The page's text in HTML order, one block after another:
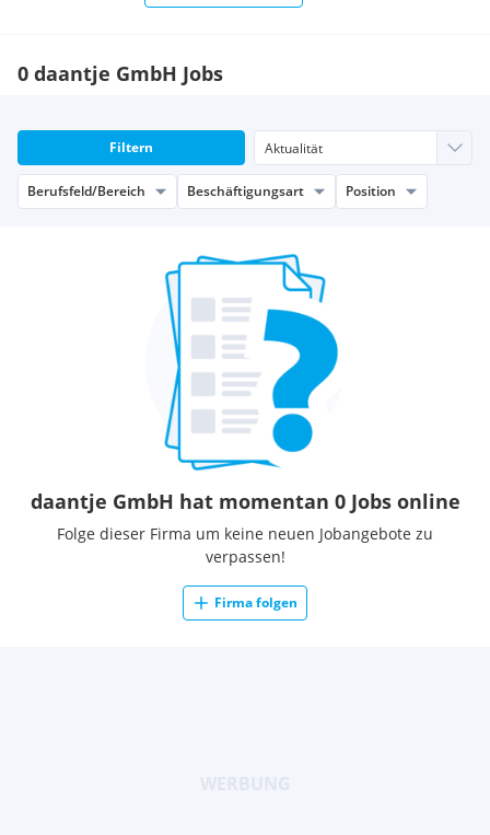
0 daantje GmbH Jobs
Filtern
Berufsfeld/Bereich Beschäftigungsart Position
daantje GmbH hat momentan 0 Jobs online
Folge dieser Firma um keine neuen Jobangebote zu
verpassen!
Firma folgen